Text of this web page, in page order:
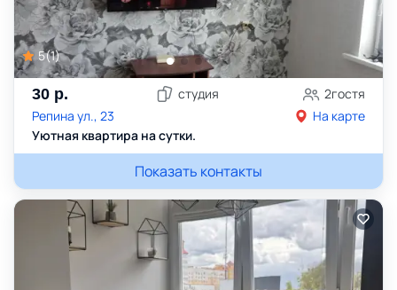
5(1)
30 р. студия 2гостя
Репина ул., 23
На карте
Уютная квартира на сутки.
Показать контакты